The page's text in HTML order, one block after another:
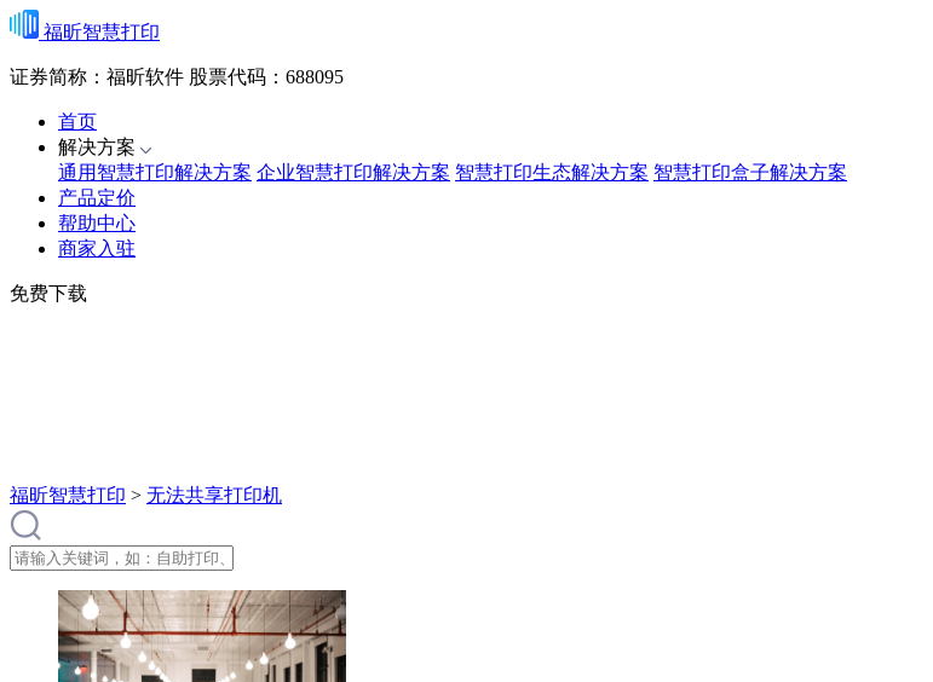
福昕智慧打印
证券简称：福昕软件 股票代码：688095
首页
解决方案
通用智慧打印解决方案 企业智慧打印解决方案 智慧打印生态解决方案 智慧打印盒子解决方案
产品定价
帮助中心
商家入驻
免费下载
福昕智慧打印 > 无法共享打印机